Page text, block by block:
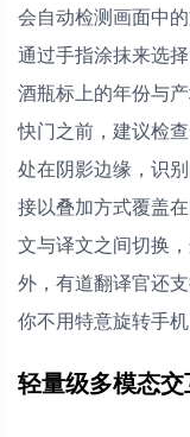
会自动检测画面中
通过手指涂抹来选
酒瓶标上的年份与
快门之前，建议检
处在阴影边缘，识
接以叠加方式覆盖
文与译文之间切换
外，有道翻译官还
你不用特意旋转手
轻量级多模态